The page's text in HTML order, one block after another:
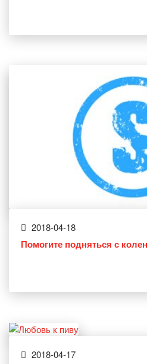
2018-04-18
Помогите подняться с колен
2018-04-17